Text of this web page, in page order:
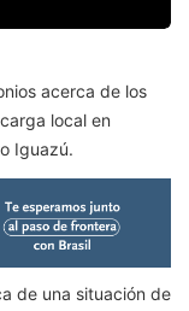
acerca de los
local en
Iguazú.
de una situación de